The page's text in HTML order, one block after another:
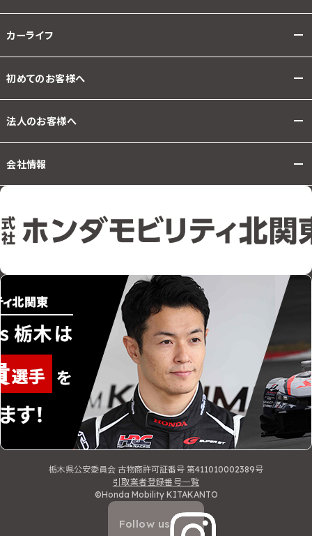
カーライフ
初めてのお客様へ
法人のお客様へ
会社情報
栃木県公安委員会 古物商許可証番号 第411010002389号
引取業者登録番号一覧
©Honda Mobility KITAKANTO
Follow us